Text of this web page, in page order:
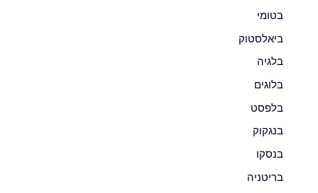
בטומי
ביאלסטוק
בלגיה
בלוגים
בלפסט
בנגקוק
בנסקו
בריטניה